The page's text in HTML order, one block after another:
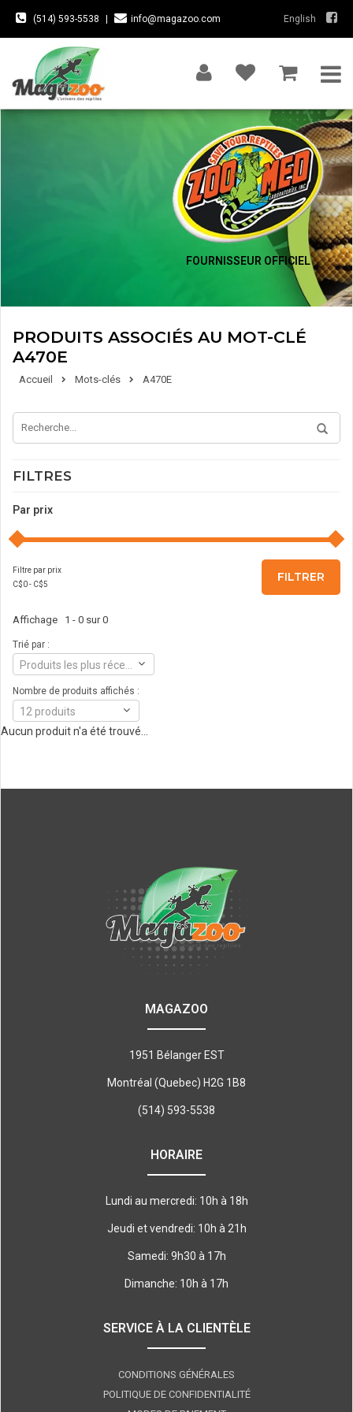
(514) 593-5538 info@magazoo.com English
FOURNISSEUR OFFICIEL
PRODUITS ASSOCIÉS AU MOT-CLÉ
A470E
Accueil Mots-clés A470E
FILTRES
Par prix
Filtre par prix
C$0- C$5
FILTRER
Affichage 1 - 0 sur 0
Trié par :
Nombre de produits affichés :
12 produits
Aucun produit n'a été trouvé...
MAGAZOO
1951 Bélanger EST
Montréal (Quebec) H2G 1B8
(514) 593-5538
HORAIRE
Lundi au mercredi: 10h à 18h
Jeudi et vendredi: 10h à 21h
Samedi: 9h30 à 17h
Dimanche: 10h à 17h
SERVICE À LA CLIENTÈLE
CONDITIONS GÉNÉRALES
POLITIQUE DE CONFIDENTIALITÉ